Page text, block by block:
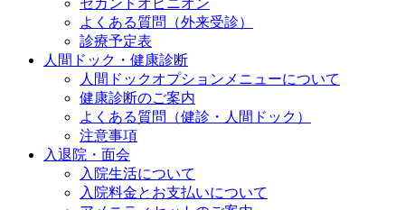
よくある質問（外来受診）
診療予定表
人間ドック・健康診断
人間ドックオプションメニューについて
健康診断のご案内
よくある質問（健診・人間ドック）
注意事項
入退院・面会
入院生活について
入院料金とお支払いについて